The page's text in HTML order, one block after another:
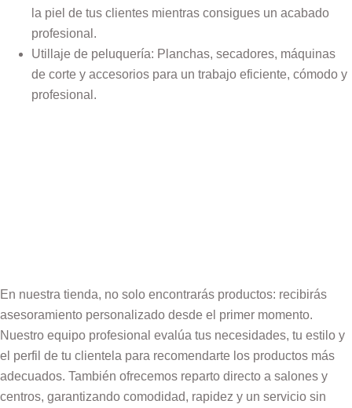
la piel de tus clientes mientras consigues un acabado
profesional.
Utillaje de peluquería: Planchas, secadores, máquinas
de corte y accesorios para un trabajo eficiente, cómodo y
profesional.
En nuestra tienda, no solo encontrarás productos: recibirás
asesoramiento personalizado desde el primer momento.
Nuestro equipo profesional evalúa tus necesidades, tu estilo y
el perfil de tu clientela para recomendarte los productos más
adecuados. También ofrecemos reparto directo a salones y
centros, garantizando comodidad, rapidez y un servicio sin